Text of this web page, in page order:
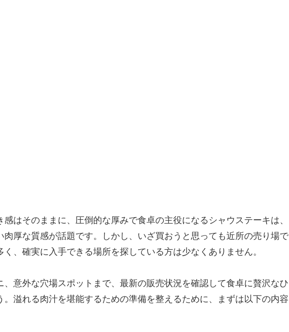
はそのままに、圧倒的な厚みで食卓の主役になるシャウステーキは、
肉厚な質感が話題です。しかし、いざ買おうと思っても近所の売り場で
、確実に入手できる場所を探している方は少なくありません。
、意外な穴場スポットまで、最新の販売状況を確認して食卓に贅沢なひ
。溢れる肉汁を堪能するための準備を整えるために、まずは以下の内容